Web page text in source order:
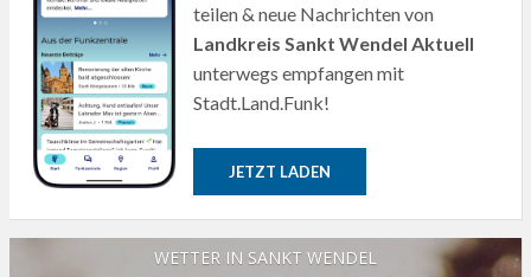
teilen & neue Nachrichten von
Landkreis Sankt Wendel Aktuell
unterwegs empfangen mit
Stadt.Land.Funk!
JETZT LADEN
WETTER IN SANKT WENDEL